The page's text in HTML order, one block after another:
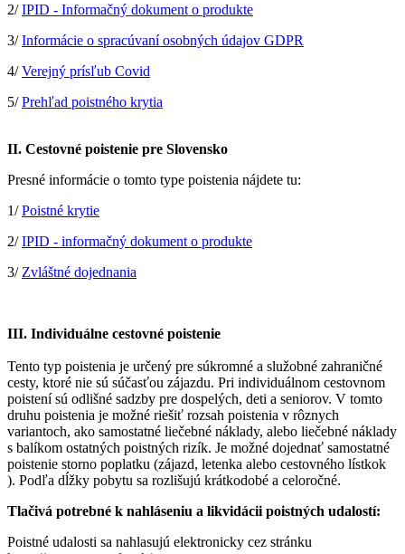
2/IPID - Informačný dokument o produkte
3/Informácie o spracúvaní osobných údajov GDPR
4/Verejný prísľub Covid
5/Prehľad poistného krytia
II. Cestovné poistenie pre Slovensko
Presné informácie o tomto type poistenia nájdete tu:
1/Poistné krytie
2/IPID - informačný dokument o produkte
3/ Zvláštné dojednania
III. Individuálne cestovné poistenie
Tento typ poistenia je určený pre súkromné a služobné zahraničné
cesty, ktoré nie sú súčasťou zájazdu. Pri individuálnom cestovnom
poistení sú odlišné sadzby pre dospelých, deti a seniorov. V tomto
druhu poistenia je možné riešiť rozsah poistenia v rôznych
variantoch, ako samostatné liečebné náklady, alebo liečebné náklady
s balíkom ostatných poistných rizík. Je možné dojednať samostatné
poistenie storno poplatku (zájazd, letenka alebo cestovného lístkok
). Podľa dĺžky pobytu sa rozlišujú krátkodobé a celoročné.
Tlačivá potrebné k nahláseniu a likvidácii poistných udalostí:
Poistné udalosti sa nahlasujú elektronicky cez stránku